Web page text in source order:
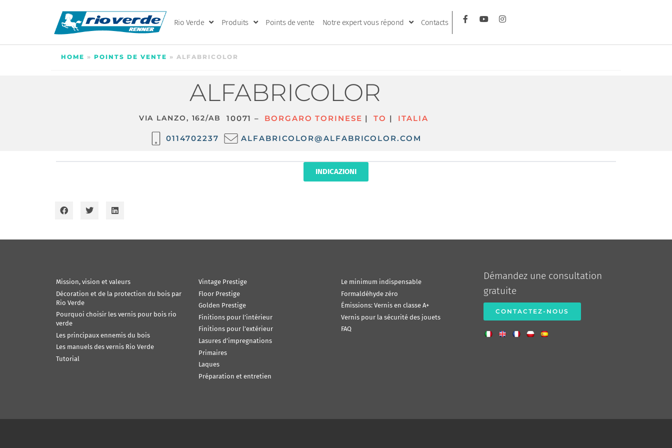
Rio Verde Produits Points de vente Notre expert vous répond Contacts
HOME » POINTS DE VENTE » ALFABRICOLOR
ALFABRICOLOR
VIA LANZO, 162/AB 10071 – BORGARO TORINESE | TO | ITALIA
0114702237 ALFABRICOLOR@ALFABRICOLOR.COM
INDICAZIONI
Mission, vision et valeurs
Décoration et de la protection du bois par
Rio Verde
Pourquoi choisir les vernis pour bois rio
verde
Les principaux ennemis du bois
Les manuels des vernis Rio Verde
Tutorial
Vintage Prestige
Floor Prestige
Golden Prestige
Finitions pour l’intérieur
Finitions pour l’extérieur
Lasures d’impregnations
Primaires
Laques
Préparation et entretien
Le minimum indispensable
Formaldéhyde zéro
Émissions: Vernis en classe A+
Vernis pour la sécurité des jouets
FAQ
Démandez une consultation
gratuite
CONTACTEZ-NOUS